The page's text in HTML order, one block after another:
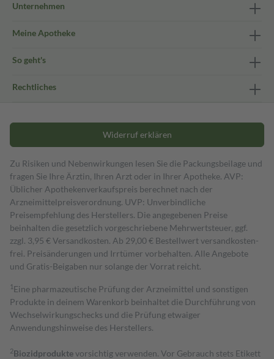
Unternehmen
Meine Apotheke
So geht's
Rechtliches
Widerruf erklären
Zu Risiken und Nebenwirkungen lesen Sie die Packungsbeilage und
fragen Sie Ihre Ärztin, Ihren Arzt oder in Ihrer Apotheke. AVP:
Üblicher Apothekenverkaufspreis berechnet nach der
Arzneimittelpreisverordnung. UVP: Unverbindliche
Preisempfehlung des Herstellers. Die angegebenen Preise
beinhalten die gesetzlich vorgeschriebene Mehrwertsteuer, ggf.
zzgl. 3,95 € Versandkosten. Ab 29,00 € Bestell­wert versand­kosten­
frei. Preisänderungen und Irrtümer vorbehalten. Alle Angebote
und Gratis-Beigaben nur solange der Vorrat reicht.
1 Eine pharmazeutische Prüfung der Arzneimittel und sonstigen
Produkte in deinem Warenkorb beinhaltet die Durchführung von
Wechselwirkungschecks und die Prüfung etwaiger
Anwendungshinweise des Herstellers.
2Biozidproduktevorsichtig verwenden. Vor Gebrauch stets Etikett